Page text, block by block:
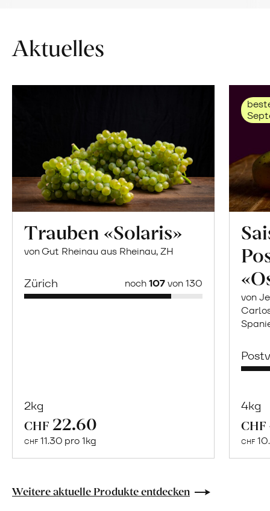
Aktuelles
Trauben «Solaris»
von Gut Rheinau aus Rheinau, ZH
Zürich noch107von 130
2kg
CHF 22.60
CHF 11.30 pro 1kg
Naturbelassene
Lebensmittel
von
4kg
CHF
CHF
Weitere aktuelle Produkte entdecken